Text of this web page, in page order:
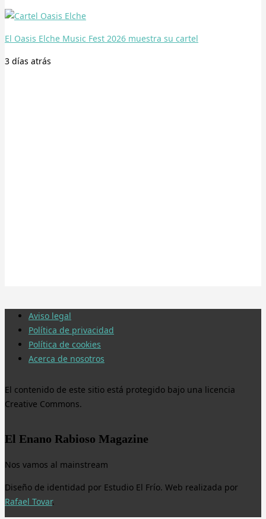
El Oasis Elche Music Fest 2026 muestra su cartel
3 días atrás
Aviso legal
Política de privacidad
Política de cookies
Acerca de nosotros
El contenido de este sitio está protegido bajo una licencia
Creative Commons.
El Enano Rabioso Magazine
Nos vamos al mainstream
Diseño de identidad por Estudio El Frío. Web realizada por
Rafael Tovar.